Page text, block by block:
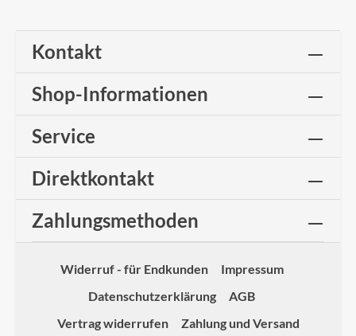
Kontakt
Shop-Informationen
Service
Direktkontakt
Zahlungsmethoden
Widerruf - für Endkunden
Impressum
Datenschutzerklärung
AGB
Vertrag widerrufen
Zahlung und Versand